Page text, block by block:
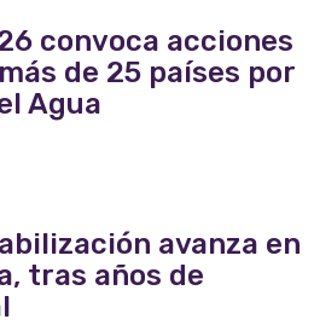
convoca acciones
de 25 países por
Agua
avanza en
tras años de